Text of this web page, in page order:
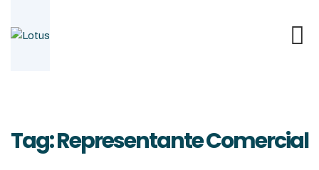
Tag: Representante Comercial